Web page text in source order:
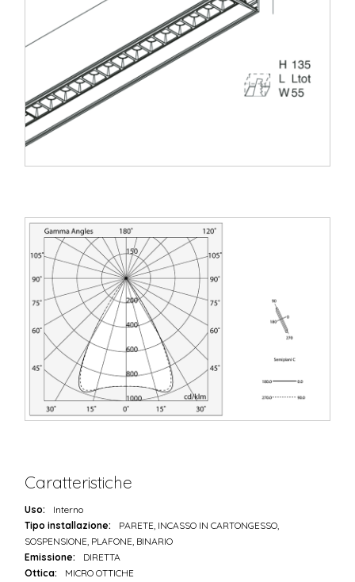
Caratteristiche
Uso:
Interno
Tipo installazione:
PARETE, INCASSO IN CARTONGESSO,
SOSPENSIONE, PLAFONE, BINARIO
Emissione:
DIRETTA
Ottica:
MICRO OTTICHE